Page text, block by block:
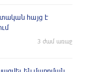
հայց է
3 ժամ առաջ